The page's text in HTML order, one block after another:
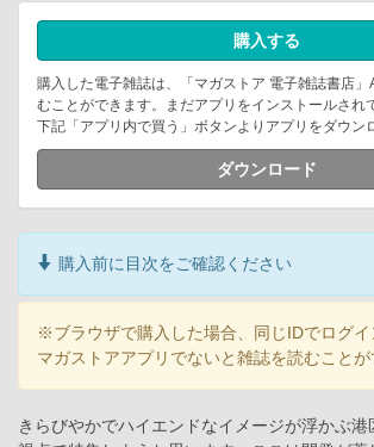
購入する
購入した電子雑誌は、「マガストア 電子雑誌書店
むことができます。まだアプリをインストールされ
下記「アプリ内で買う」ボタンよりアプリをダウン
ダウンロード
購入前に目次をご確認ください
※ブラウザで購入した場合、同じIDでログ
マガストアアプリでないと雑誌を読むことが
きらびやかでハイエンドなイメージが浮かぶ港